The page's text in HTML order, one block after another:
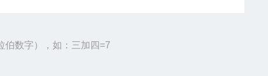
伯数字），如：三加四=7